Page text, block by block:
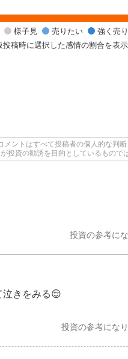
様子見 売りたい
強く売
稿時に選択した感情の割合を表示
メントはすべて投稿者の個人的な判断
投資の勧誘を目的としているもので
投資の参考に
泣きをみる😌
投資の参考にな